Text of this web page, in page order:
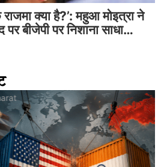
राजमा क्या है?’: महुआ मोइत्रा ने
पर बीजेपी पर निशाना साधा…